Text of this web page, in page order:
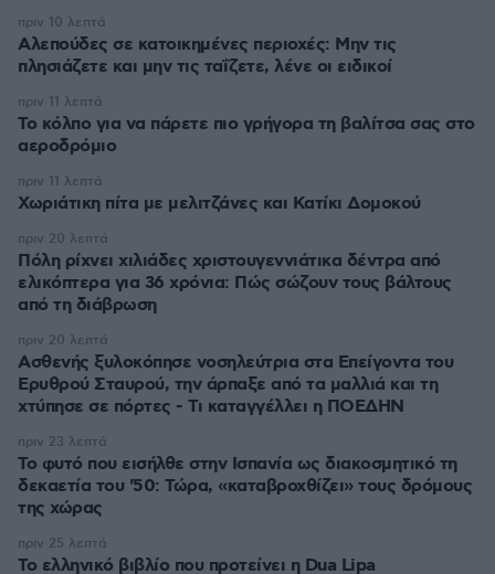
Αλεπούδες σε κατοικημένες περιοχές: Μην τις
πλησιάζετε και μην τις ταΐζετε, λένε οι ειδικοί
πριν 10 λεπτά
Το κόλπο για να πάρετε πιο γρήγορα τη βαλίτσα σας στο
αεροδρόμιο
πριν 11 λεπτά
Χωριάτικη πίτα με μελιτζάνες και Κατίκι Δομοκού
πριν 11 λεπτά
Πόλη ρίχνει χιλιάδες χριστουγεννιάτικα δέντρα από
ελικόπτερα για 36 χρόνια: Πώς σώζουν τους βάλτους
από τη διάβρωση
πριν 20 λεπτά
Ασθενής ξυλοκόπησε νοσηλεύτρια στα Επείγοντα του
Ερυθρού Σταυρού, την άρπαξε από τα μαλλιά και τη
χτύπησε σε πόρτες - Τι καταγγέλλει η ΠΟΕΔΗΝ
πριν 20 λεπτά
Το φυτό που εισήλθε στην Ισπανία ως διακοσμητικό τη
δεκαετία του '50: Τώρα, «καταβροχθίζει» τους δρόμους
της χώρας
πριν 23 λεπτά
Το ελληνικό βιβλίο που προτείνει η Dua Lipa
πριν 25 λεπτά